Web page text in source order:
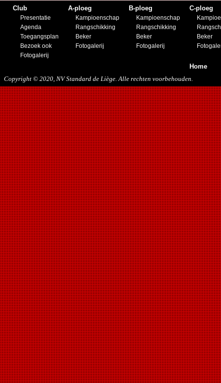
03/02/2018
10/03/2018
05/05/2018
15/08/2018
12/01/2019
27/07/2019
14/12/2019
Club
Presentatie
Agenda
Toegangsplan
Bezoek ook
Fotogalerij
A-ploeg
Kampioenschap
Rangschikking
Beker
Fotogalerij
B-ploeg
Kampioenschap
Rangschikking
Beker
Fotogalerij
C-ploeg
Beker
Home
Copyright © 2020, NV Standard de Liège. Alle rechten voorbehouden.